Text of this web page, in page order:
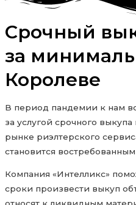
Срочный
за
Королеве
В период пандемии к нам
за услугой срочного
рынке риэлтерского
становится
Компания «Интелликс»
сроки произвести выкуп